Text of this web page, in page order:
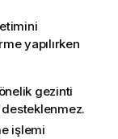
yapılırken
gezinti
desteklenmez.
işlemi